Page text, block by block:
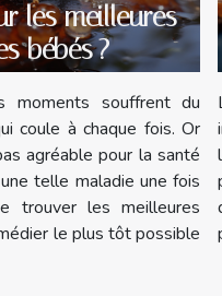
les meilleures
bébés ?
moments souffrent du
coule à chaque fois. Or
agréable pour la santé
telle maladie une fois
trouver les meilleures
le plus tôt possible